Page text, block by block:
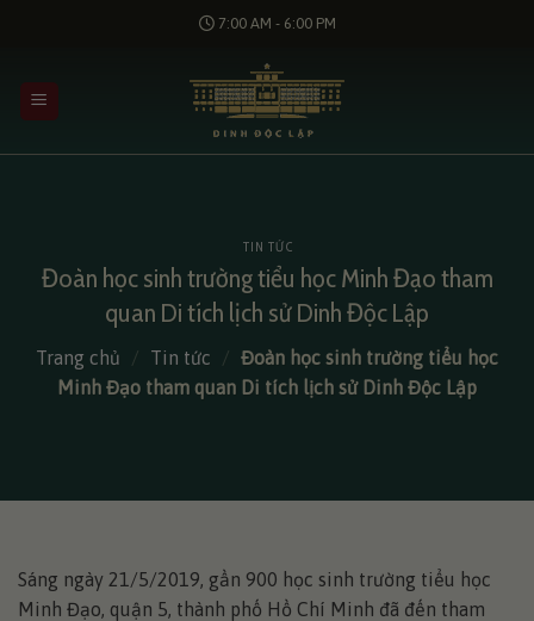
dung
7:00 AM - 6:00 PM
TIN TỨC
Đoàn học sinh trường tiểu học Minh Đạo tham
quan Di tích lịch sử Dinh Độc Lập
Trang chủ / Tin tức / Đoàn học sinh trường tiểu học
Minh Đạo tham quan Di tích lịch sử Dinh Độc Lập
Sáng ngày 21/5/2019, gần 900 học sinh trường tiểu học
Minh Đạo, quận 5, thành phố Hồ Chí Minh đã đến tham